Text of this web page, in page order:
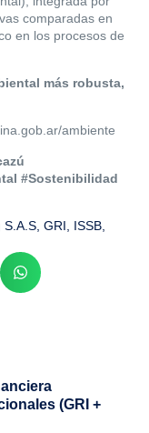
comparadas en
en los procesos de
más robusta,
ambiente
#Sostenibilidad
S.A.S GRI ISSB
(GRI +